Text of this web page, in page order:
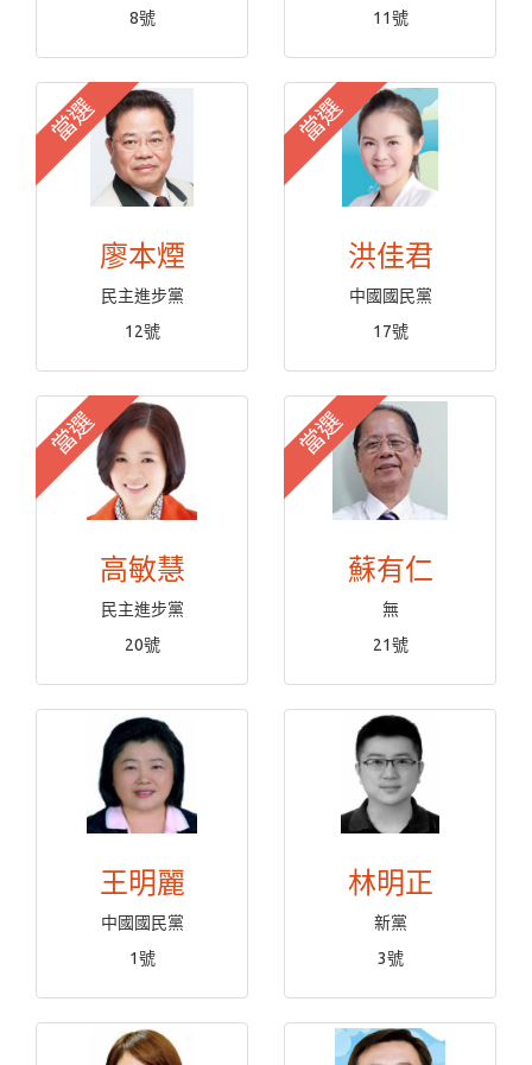
8號
11號
當選
廖本煙
民主進步黨
12號
當選
洪佳君
中國國民黨
17號
當選
高敏慧
民主進步黨
20號
當選
蘇有仁
無
21號
王明麗
中國國民黨
1號
林明正
新黨
3號